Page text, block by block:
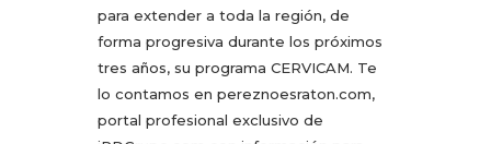
para extender a toda la región, de
forma progresiva durante los próximos
tres años, su programa CERVICAM. Te
lo contamos en pereznoesraton.com,
portal profesional exclusivo de